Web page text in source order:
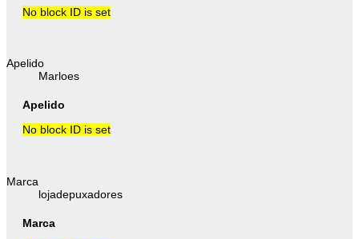
No block ID is set
Apelido
Marloes
Apelido
No block ID is set
Marca
lojadepuxadores
Marca